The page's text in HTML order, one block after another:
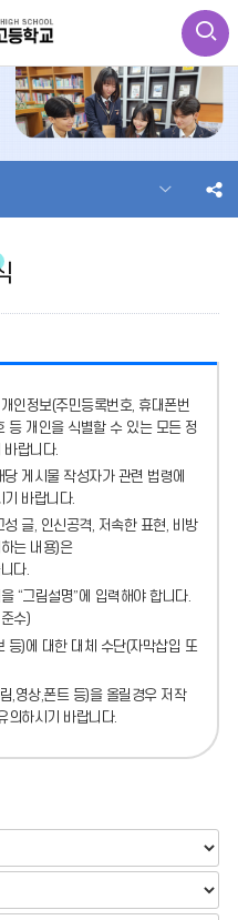
개인정보(주민등록번호, 휴대폰번
등 개인을 식별할 수 있는 모든 정
바랍니다.
게시물 작성자가 관련 법령에
바랍니다.
글, 인신공격, 저속한 표현, 비방
는 내용)은
다.
“그림설명”에 입력해야 합니다.
수)
등)에 대한 대체 수단(자막삽입 또
,영상,폰트 등)을 올릴경우 저작
의하시기 바랍니다.